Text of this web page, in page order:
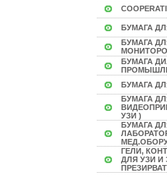
БУМАГА
БУМАГА
БУМАГА
БУМАГА
БУМАГА
УЗИ )
БУМАГА
ГЕЛИ,
ДЛЯ УЗИ И